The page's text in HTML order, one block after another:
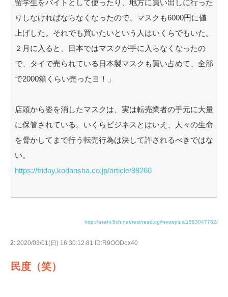
留学生をバイトとして使ったり、地方に買い出しに行った
りしなければならなくなったので、マスクも6000円に値
上げした。それでも買いたいという人はいくらでもいた。
２月に入ると、日本ではマスクが手に入らなくなったの
で、タイで売られている日本製マスクも買い占めて、全部
で2000箱くらい売ったヨ！」
店頭から姿を消したマスクは、実は転売業者の手元に大量
に保管されている。いくらビジネスとはいえ、人々の生命
を脅かしてまで行う転売行為は決して許されるべきではな
い。
https://friday.kodansha.co.jp/article/98260
http://asahi.5ch.net/test/read.cgi/newsplus/1583047782/
2: 2020/03/01(日) 16:30:12.81 ID:R9OODox40
民度（笑）